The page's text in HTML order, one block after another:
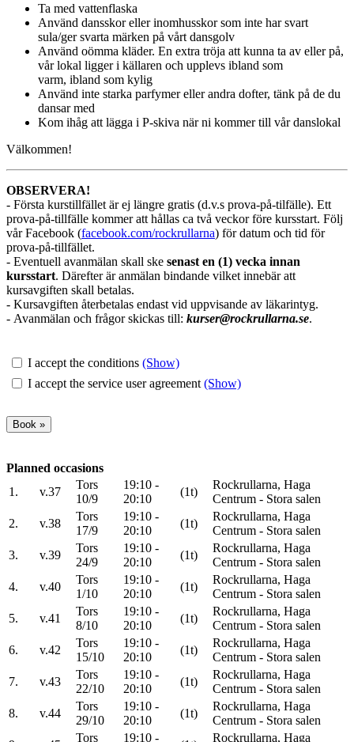
Ta med vattenflaska
Använd dansskor eller inomhusskor som inte har svart
sula/ger svarta märken på vårt dansgolv
Använd oömma kläder. En extra tröja att kunna ta av eller på,
vår lokal ligger i källaren och upplevs ibland som
varm, ibland som kylig
Använd inte starka parfymer eller andra dofter, tänk på de du
dansar med
Kom ihåg att lägga i P-skiva när ni kommer till vår danslokal
Välkommen!
OBSERVERA!
- Första kurstillfället är ej längre gratis (d.v.s prova-på-tilfälle). Ett
prova-på-tillfälle kommer att hållas ca två veckor före kursstart. Följ
vår Facebook (facebook.com/rockrullarna) för datum och tid för
prova-på-tillfället.
- Eventuell avanmälan skall ske senast en (1) vecka innan
kursstart. Därefter är anmälan bindande vilket innebär att
kursavgiften skall betalas.
- Kursavgiften återbetalas endast vid uppvisande av läkarintyg.
- Avanmälan och frågor skickas till: kurser@rockrullarna.se.
I accept the conditions (Show)
I accept the service user agreement (Show)
Planned occasions
1.
v.37
Tors
10/9
19:10 -
20:10
(1t)
Rockrullarna, Haga
Centrum - Stora salen
2.
v.38
Tors
17/9
19:10 -
20:10
(1t)
Rockrullarna, Haga
Centrum - Stora salen
3.
v.39
Tors
24/9
19:10 -
20:10
(1t)
Rockrullarna, Haga
Centrum - Stora salen
4.
v.40
Tors
1/10
19:10 -
20:10
(1t)
Rockrullarna, Haga
Centrum - Stora salen
5.
v.41
Tors
8/10
19:10 -
20:10
(1t)
Rockrullarna, Haga
Centrum - Stora salen
6.
v.42
Tors
15/10
19:10 -
20:10
(1t)
Rockrullarna, Haga
Centrum - Stora salen
7.
v.43
Tors
22/10
19:10 -
20:10
(1t)
Rockrullarna, Haga
Centrum - Stora salen
8.
v.44
Tors
29/10
19:10 -
20:10
(1t)
Rockrullarna, Haga
Centrum - Stora salen
Tors 19:10 - Rockrullarna, Haga